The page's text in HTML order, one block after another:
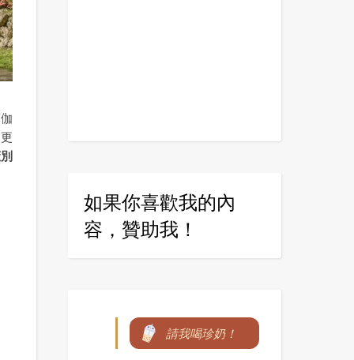
如果你喜歡我的內
容，贊助我！
請我喝珍奶！